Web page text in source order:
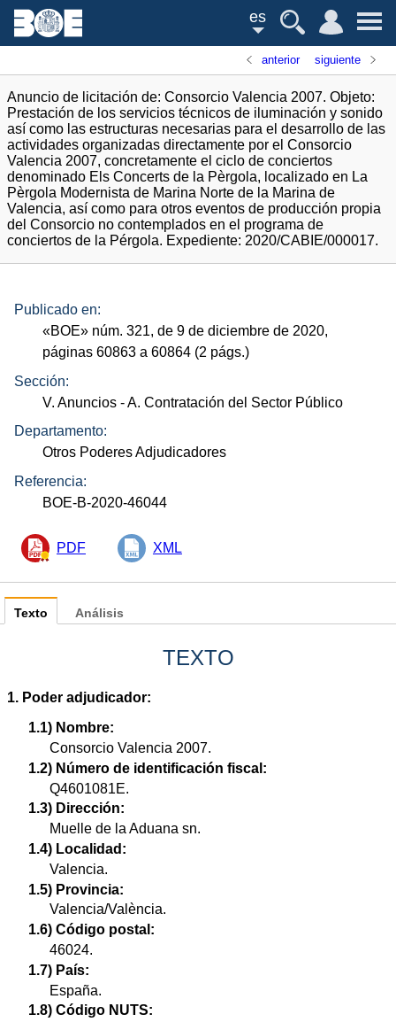
es
anterior siguiente
Anuncio de licitación de: Consorcio Valencia 2007. Objeto:
Prestación de los servicios técnicos de iluminación y sonido
así como las estructuras necesarias para el desarrollo de las
actividades organizadas directamente por el Consorcio
Valencia 2007, concretamente el ciclo de conciertos
denominado Els Concerts de la Pèrgola, localizado en La
Pèrgola Modernista de Marina Norte de la Marina de
Valencia, así como para otros eventos de producción propia
del Consorcio no contemplados en el programa de
conciertos de la Pérgola. Expediente: 2020/CABIE/000017.
Publicado en:
«BOE» núm. 321, de 9 de diciembre de 2020,
páginas 60863 a 60864 (2 págs.)
Sección:
V. Anuncios - A. Contratación del Sector Público
Departamento:
Otros Poderes Adjudicadores
Referencia:
BOE-B-2020-46044
PDF XML
Texto
TEXTO
1. Poder adjudicador:
1.1) Nombre:
Consorcio Valencia 2007.
1.2) Número de identificación fiscal:
Q4601081E.
1.3) Dirección:
Muelle de la Aduana sn.
1.4) Localidad:
Valencia.
1.5) Provincia:
Valencia/València.
1.6) Código postal:
46024.
1.7) País:
España.
1.8) Código NUTS:
Análisis